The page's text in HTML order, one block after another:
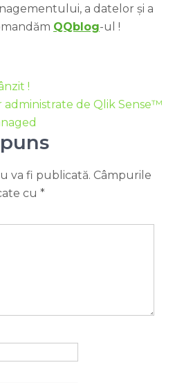
a datelor și a
QQblog-ul !
!
administrate de Qlik Sense™
va fi publicată. Câmpurile
cu *